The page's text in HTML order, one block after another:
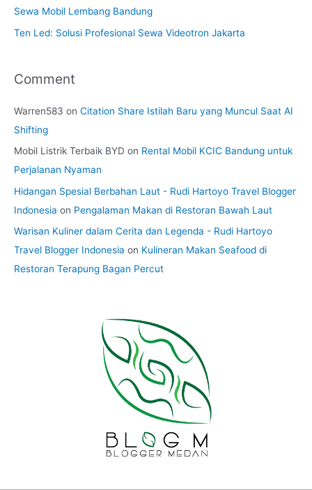
Sewa Mobil Lembang Bandung
Ten Led: Solusi Profesional Sewa Videotron Jakarta
Comment
Warren583 on Citation Share Istilah Baru yang Muncul Saat AI
Shifting
Mobil Listrik Terbaik BYD on Rental Mobil KCIC Bandung untuk
Perjalanan Nyaman
Hidangan Spesial Berbahan Laut - Rudi Hartoyo Travel Blogger
Indonesia on Pengalaman Makan di Restoran Bawah Laut
Warisan Kuliner dalam Cerita dan Legenda - Rudi Hartoyo
Travel Blogger Indonesia on Kulineran Makan Seafood di
Restoran Terapung Bagan Percut